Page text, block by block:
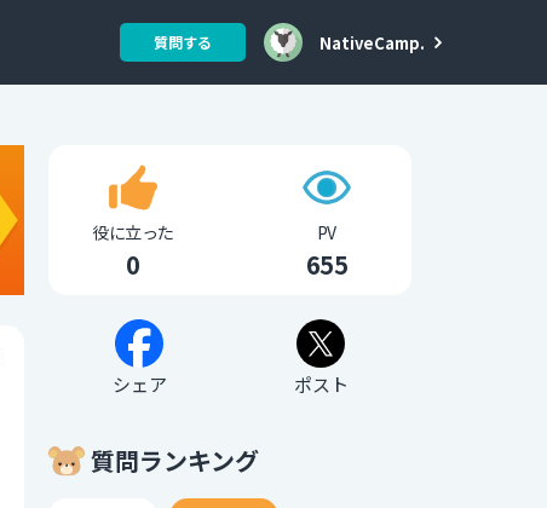
質問する NativeCamp.
役に立った
0
PV
655
シェア ポスト
質問ランキング